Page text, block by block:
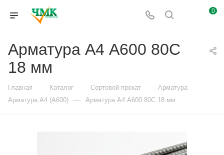
0
Арматура А4 А600 80С
18 мм
Главная — Каталог — Сортовой прокат — Арматура —
Арматура А4 (А600) — Арматура А4 А600 80С 18 мм